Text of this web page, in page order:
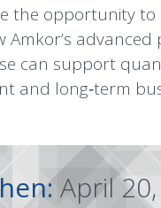
the opportunity
Amkor’s advanced
can support
and long‑term
April